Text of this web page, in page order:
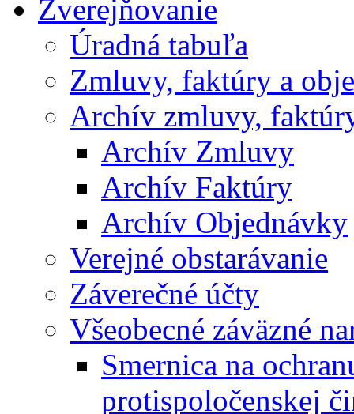
Zverejňovanie
Úradná tabuľa
Zmluvy, faktúry a
Archív zmluvy,
Archív Zmluvy
Archív Faktúry
Archív Objednávky
Verejné obstarávanie
Záverečné účty
Všeobecné záväzné
Smernica na
protispoločenskej